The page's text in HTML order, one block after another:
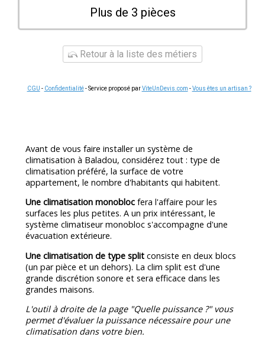
Plus de 3 pièces
Retour à la liste des métiers
CGU - Confidentialité- Service proposé parViteUnDevis.com -Vous êtes un artisan ?
Avant de vous faire installer un système de
climatisation à Baladou, considérez tout : type de
climatisation préféré, la surface de votre
appartement, le nombre d'habitants qui habitent.
Une climatisation monobloc fera l'affaire pour les
surfaces les plus petites. A un prix intéressant, le
système climatiseur monobloc s'accompagne d'une
évacuation extérieure.
Une climatisation de type split consiste en deux blocs
(un par pièce et un dehors). La clim split est d'une
grande discrétion sonore et sera efficace dans les
grandes maisons.
L'outil à droite de la page "Quelle puissance ?" vous
permet d'évaluer la puissance nécessaire pour une
climatisation dans votre bien.